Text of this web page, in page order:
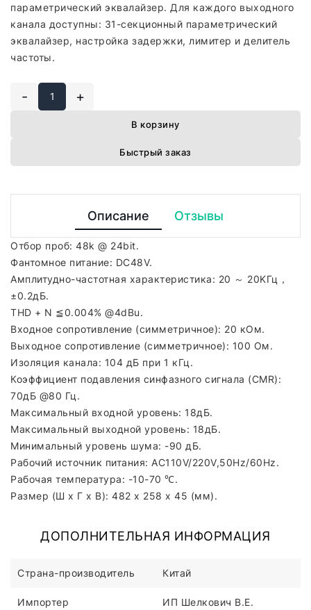
параметрический эквалайзер. Для каждого выходного
канала доступны: 31-секционный параметрический
эквалайзер, настройка задержки, лимитер и делитель
частоты.
- +
В корзину
Быстрый заказ
Описание Отзывы
Отбор проб: 48k @ 24bit.
Фантомное питание: DC48V.
Амплитудно-частотная характеристика: 20 ～ 20KГц，
±0.2дБ.
THD + N ≦0.004% @4dBu.
Входное сопротивление (симметричное): 20 кОм.
Выходное сопротивление (симметричное): 100 Ом.
Изоляция канала: 104 дБ при 1 кГц.
Коэффициент подавления синфазного сигнала (CMR):
70дБ @80 Гц.
Максимальный входной уровень: 18дБ.
Максимальный выходной уровень: 18дБ.
Минимальный уровень шума: -90 дБ.
Рабочий источник питания: AC110V/220V,50Hz/60Hz.
Рабочая температура: -10-70 ℃.
Размер (Ш x Г x В): 482 x 258 x 45 (мм).
ДОПОЛНИТЕЛЬНАЯ ИНФОРМАЦИЯ
Страна-производитель Китай
Импортер
ИП Шелкович В.Е.